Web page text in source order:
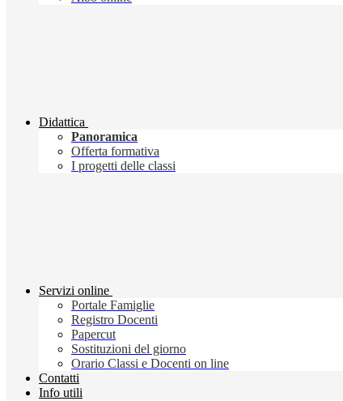
Didattica
Panoramica
Offerta formativa
I progetti delle classi
Servizi online
Portale Famiglie
Registro Docenti
Papercut
Sostituzioni del giorno
Orario Classi e Docenti on line
Contatti
Info utili